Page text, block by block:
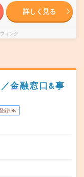
詳しく見る
ィング
金融窓口&事
録OK